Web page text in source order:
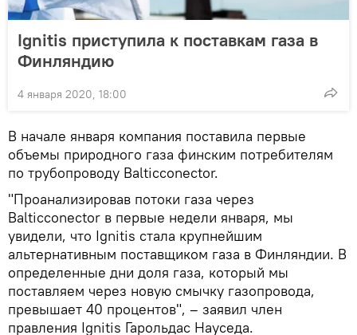
Ignitis приступила к поставкам газа в
Финляндию
4 января 2020, 18:00
В начале января компания поставила первые
объемы природного газа финским потребителям
по трубопроводу Balticconector.
"Проанализировав потоки газа через
Balticconector в первые недели января, мы
увидели, что Ignitis стала крупнейшим
альтернативным поставщиком газа в Финляндии. В
определенные дни доля газа, который мы
поставляем через новую смычку газопровода,
превышает 40 процентов", – заявил член
правления Ignitis Гарольдас Науседа.